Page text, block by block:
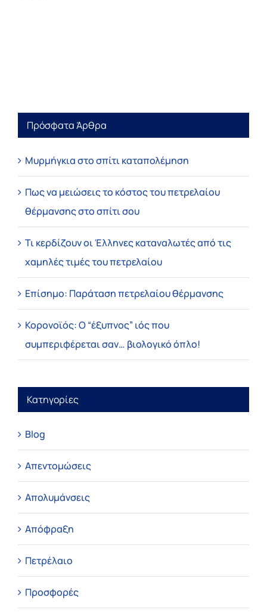
Πρόσφατα Άρθρα
Μυρμήγκια στο σπίτι καταπολέμηση
Πως να μειώσεις το κόστος του πετρελαίου
θέρμανσης στο σπίτι σου
Τι κερδίζουν οι Έλληνες καταναλωτές από τις
χαμηλές τιμές του πετρελαίου
Επίσημο: Παράταση πετρελαίου θέρμανσης
Κορονοϊός: Ο “έξυπνος” ιός που
συμπεριφέρεται σαν… βιολογικό όπλο!
Κατηγορίες
Blog
Απεντομώσεις
Απολυμάνσεις
Απόφραξη
Πετρέλαιο
Προσφορές